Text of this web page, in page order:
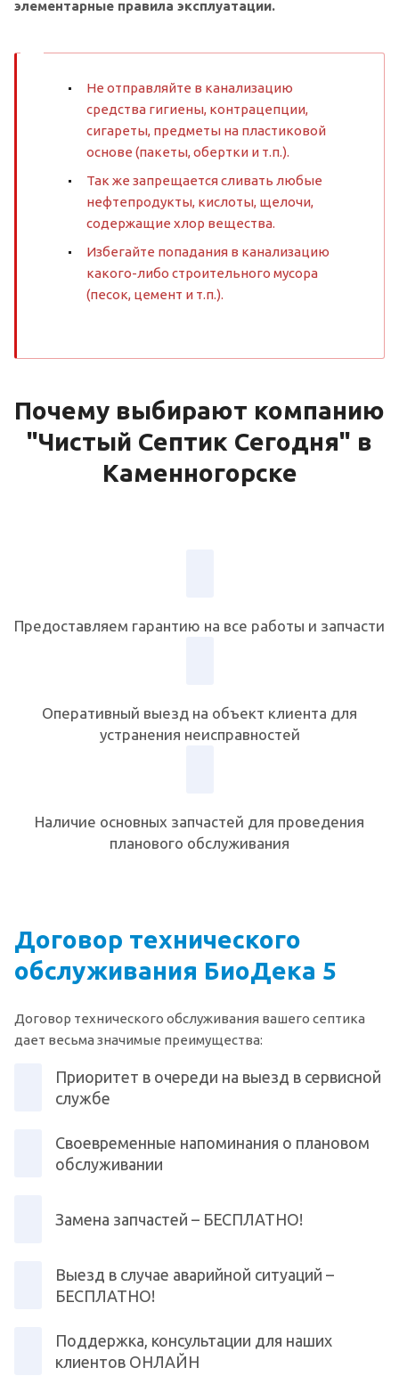
элементарные правила эксплуатации.
Не отправляйте в канализацию
средства гигиены, контрацепции,
сигареты, предметы на пластиковой
основе (пакеты, обертки и т.п.).
Так же запрещается сливать любые
нефтепродукты, кислоты, щелочи,
содержащие хлор вещества.
Избегайте попадания в канализацию
какого-либо строительного мусора
(песок, цемент и т.п.).
Почему выбирают компанию
"Чистый Септик Сегодня" в
Каменногорске
Предоставляем гарантию на все работы и запчасти
Оперативный выезд на объект клиента для
устранения неисправностей
Наличие основных запчастей для проведения
планового обслуживания
Договор технического
обслуживания БиоДека 5
Договор технического обслуживания вашего септика
дает весьма значимые преимущества:
Приоритет в очереди на выезд в сервисной
службе
Своевременные напоминания о плановом
обслуживании
Замена запчастей – БЕСПЛАТНО!
Выезд в случае аварийной ситуаций –
БЕСПЛАТНО!
Поддержка, консультации для наших
клиентов ОНЛАЙН